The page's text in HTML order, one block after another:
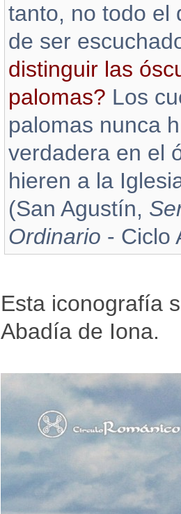
tanto, no todo el
de ser
distinguir las
palomas? Los
palomas nunca
verdadera en el
hieren a la
(San Agustín,
Ordinario - Ciclo
Esta iconografía
Abadía de Iona.